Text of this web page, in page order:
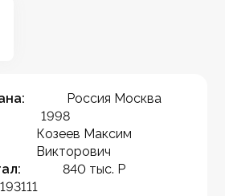
Россия Москва
1998
Козеев Максим
Викторович
840 тыс. Р